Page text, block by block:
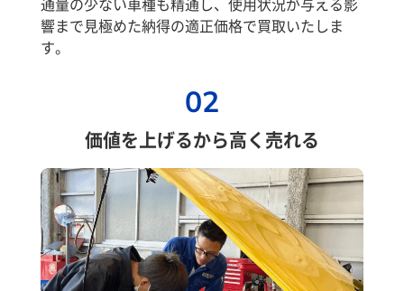
響まで見極めた納得の適正価格で買取いたしま
す。
02
価値を上げるから高く売れる